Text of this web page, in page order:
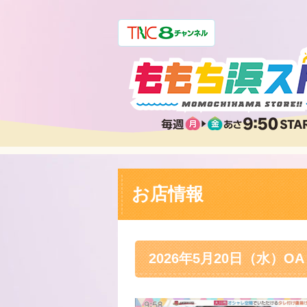
お店情報
2026年5月20日（水）OA